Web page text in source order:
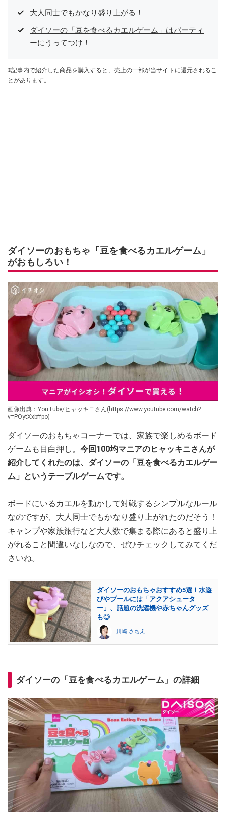
大人同士でもかなり盛り上がる！
ダイソーの「豆を食べるカエルゲーム」はパーティ
ーにうってつけ！
※記事内で紹介した商品を購入すると、売上の一部が当サイトに還元されるこ
とがあります。
ダイソーのおもちゃ「豆を食べるカエルゲーム」
がおもしろい！
画像出典：YouTube/ヒャッキニさん(https://www.youtube.com/watch?
v=POytXxbffpo)
ダイソーのおもちゃコーナーでは、家族で楽しめるボード
ゲームも目白押し。 今回100均マニアのヒャッキニさんが
紹介してくれたのは、ダイソーの「豆を食べるカエルゲー
ム」というテーブルゲームです。
ボードにいるカエルを動かして対戦するシンプルなルール
なのですが、大人同士でもかなり盛り上がれたのだそう！
キャンプや家族旅行など大人数で集まる際にあると盛り上
がれること間違いなしなので、ぜひチェックしてみてくだ
さいね。
ダイソーのおもちゃおすすめ5選！水遊
びやプールには「アクアシュータ
ー」、話題の洗濯機や赤ちゃんグッズ
も◎
川崎 さちえ
ダイソーの「豆を食べるカエルゲーム」の詳細